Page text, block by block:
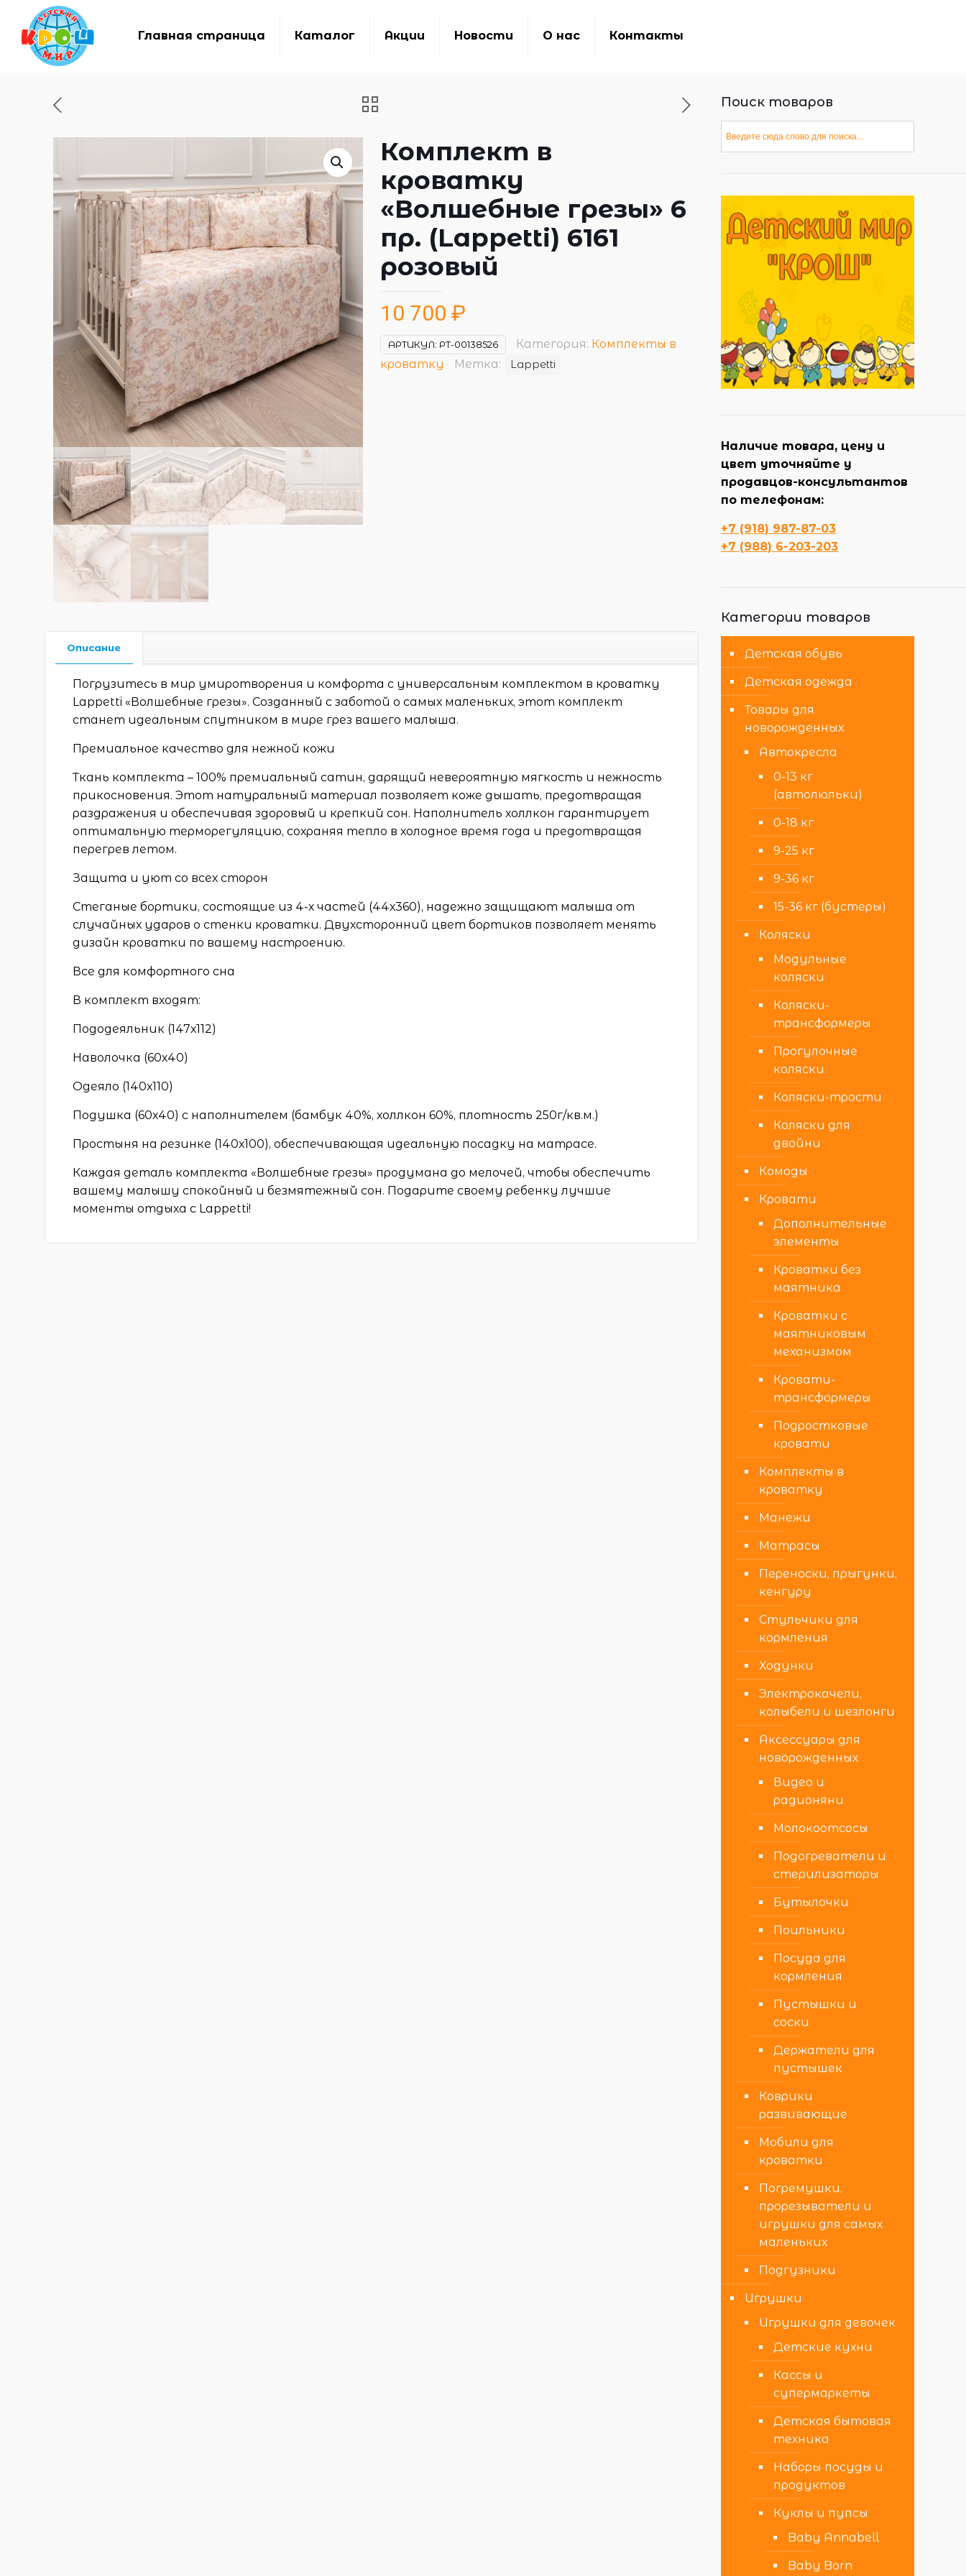
Главная страница Каталог Акции Новости О нас Контакты
Комплект в
кроватку
«Волшебные грезы» 6
пр. (Lappetti) 6161
розовый
10 700 ₽
АРТИКУЛ: РТ-00138526 Категория: Комплекты в
кроватку
Метка: Lappetti
Описание
Погрузитесь в мир умиротворения и комфорта с универсальным комплектом в кроватку
Lappetti «Волшебные грезы». Созданный с заботой о самых маленьких, этот комплект
станет идеальным спутником в мире грез вашего малыша.
Премиальное качество для нежной кожи
Ткань комплекта – 100% премиальный сатин, дарящий невероятную мягкость и нежность
прикосновения. Этот натуральный материал позволяет коже дышать, предотвращая
раздражения и обеспечивая здоровый и крепкий сон. Наполнитель холлкон гарантирует
оптимальную терморегуляцию, сохраняя тепло в холодное время года и предотвращая
перегрев летом.
Защита и уют со всех сторон
Стеганые бортики, состоящие из 4-х частей (44х360), надежно защищают малыша от
случайных ударов о стенки кроватки. Двухсторонний цвет бортиков позволяет менять
дизайн кроватки по вашему настроению.
Все для комфортного сна
В комплект входят:
Пододеяльник (147х112)
Наволочка (60х40)
Одеяло (140х110)
Подушка (60х40) с наполнителем (бамбук 40%, холлкон 60%, плотность 250г/кв.м.)
Простыня на резинке (140х100), обеспечивающая идеальную посадку на матрасе.
Каждая деталь комплекта «Волшебные грезы» продумана до мелочей, чтобы обеспечить
вашему малышу спокойный и безмятежный сон. Подарите своему ребенку лучшие
моменты отдыха с Lappetti!
Поиск товаров
Наличие товара, цену и
цвет уточняйте у
продавцов-консультантов
по телефонам:
+7 (918) 987-87-03
+7 (988) 6-203-203
Категории товаров
Детская обувь
Детская одежда
Товары для
новорожденных
Автокресла
0-13 кг
(автолюльки)
0-18 кг
9-25 кг
9-36 кг
15-36 кг (бустеры)
Коляски
Модульные
коляски
Коляски-
трансформеры
Прогулочные
коляски
Коляски-трости
Коляски для
двойни
Комоды
Кровати
Дополнительные
элементы
Кроватки без
маятника
Кроватки с
маятниковым
механизмом
Кровати-
трансформеры
Подростковые
кровати
Комплекты в
кроватку
Манежи
Матрасы
Переноски, прыгунки,
кенгуру
Стульчики для
кормления
Ходунки
Электрокачели,
колыбели и шезлонги
Аксессуары для
новорожденных
Видео и
радионяни
Молокоотсосы
Подогреватели и
стерилизаторы
Бутылочки
Поильники
Посуда для
кормления
Пустышки и
соски
Держатели для
пустышек
Коврики
развивающие
Мобили для
кроватки
Погремушки,
прорезыватели и
игрушки для самых
маленьких
Подгузники
Игрушки
Игрушки для девочек
Детские кухни
Кассы и
супермаркеты
Детская бытовая
техника
Наборы посуды и
продуктов
Куклы и пупсы
Baby Annabell
Baby Born